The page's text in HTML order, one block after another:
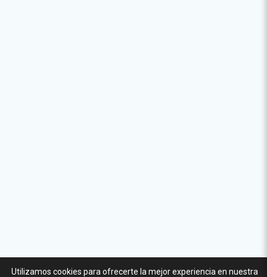
Utilizamos cookies para ofrecerte la mejor experiencia en nuestra